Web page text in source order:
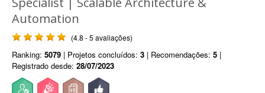
Automation
(4.8 - 5 avaliações)
Ranking: 5079 | Projetos concluídos: 3 | Recomendações: 5 |
Registrado desde: 28/07/2023